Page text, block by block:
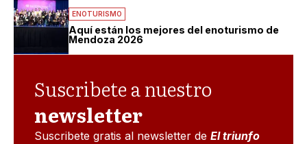
ENOTURISMO
Aquí están los mejores del enoturismo de
Mendoza 2026
Suscribete a nuestro
newsletter
Suscribete gratis al newsletter de El triunfo